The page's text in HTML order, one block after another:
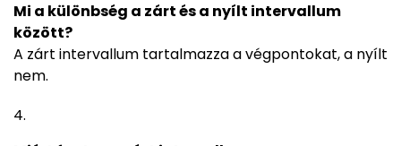
Mi a különbség a zárt és a nyílt intervallum
között?
A zárt intervallum tartalmazza a végpontokat, a nyílt
nem.